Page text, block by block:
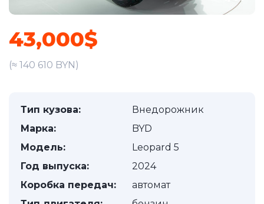
43,000$
(≈ 140 610 BYN)
Тип кузова:
Внедорожник
Марка:
BYD
Модель:
Leopard 5
Год выпуска:
2024
Коробка передач:
автомат